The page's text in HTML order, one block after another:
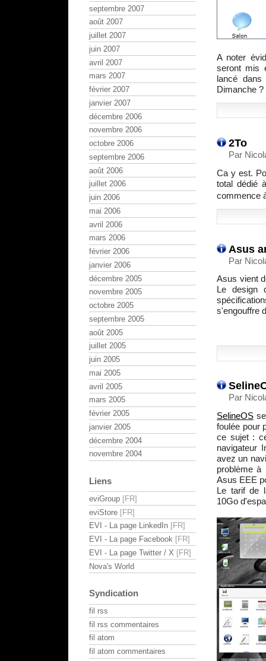
A noter
seront mis
lancé
Dimanche ?
2To
Par
Ca y est.
total dédié
commence
Asus
Par
Asus vient
Le design
s'engouffre
Par
SelineOS
foulée pour
ce sujet :
navigateur
avez un
problème à
Asus EEE
Le tarif de
10Go
septembre 2007
août 2007
juillet 2007
juin 2007
avril 2007
mars 2007
février 2007
janvier 2007
décembre 2006
novembre 2006
octobre 2006
septembre 2006
août 2006
juillet 2006
juin 2006
mai 2006
avril 2006
mars 2006
février 2006
janvier 2006
décembre 2005
novembre 2005
octobre 2005
septembre 2005
août 2005
juillet 2005
juin 2005
mai 2005
avril 2005
mars 2005
février 2005
janvier 2005
décembre 2004
novembre 2004
Liens
eviGroup
eviStore
EVI - La page LinkedIn
EVI - La page Facebook
EVI - La page Twitter / X
Nova's World
Syndication
fil rss
fil rss commentaires
fil atom
fil atom commentaires